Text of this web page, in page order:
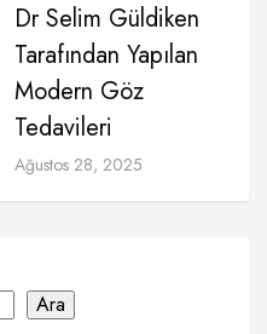
Dr Selim Güldiken
Tarafından Yapılan
Modern Göz
Tedavileri
Ağustos 28, 2025
Ara